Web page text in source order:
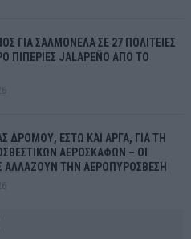
ΓΙΑ ΣΑΛΜΟΝΕΛΑ ΣΕ 27 ΠΟΛΙΤΕΙΕΣ
ΠΙΠΕΡΙΕΣ JALAPEÑO ΑΠΟ ΤΟ
ΔΡΟΜΟΥ, ΕΣΤΩ ΚΑΙ ΑΡΓΑ, ΓΙΑ ΤΗ
ΑΕΡΟΣΚΑΦΩΝ – ΟΙ
ΑΛΛΑΖΟΥΝ ΤΗΝ ΑΕΡΟΠΥΡΟΣΒΕΣΗ